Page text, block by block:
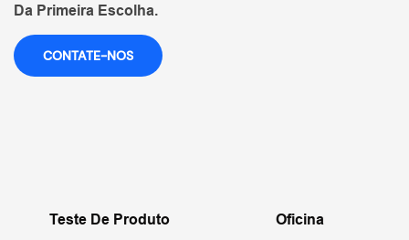
Da Primeira Escolha.
CONTATE-NOS
Teste De Produto Oficina